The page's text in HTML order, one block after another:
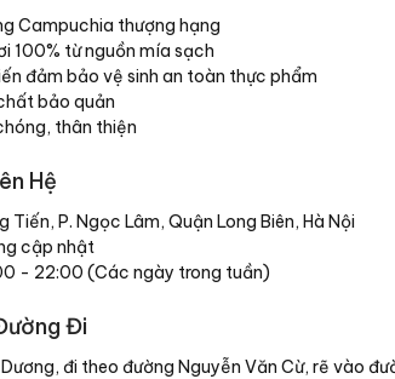
Campuchia thượng hạng
100% từ nguồn mía sạch
đảm bảo vệ sinh an toàn thực phẩm
bảo quản
thân thiện
Hệ
Tiến, P. Ngọc Lâm, Quận Long Biên, Hà Nội
cập nhật
- 22:00 (Các ngày trong tuần)
Đi
đi theo đường Nguyễn Văn Cừ, rẽ vào